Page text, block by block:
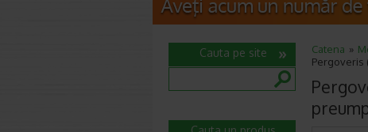
Catena
Pergoveris
Cauta pe site